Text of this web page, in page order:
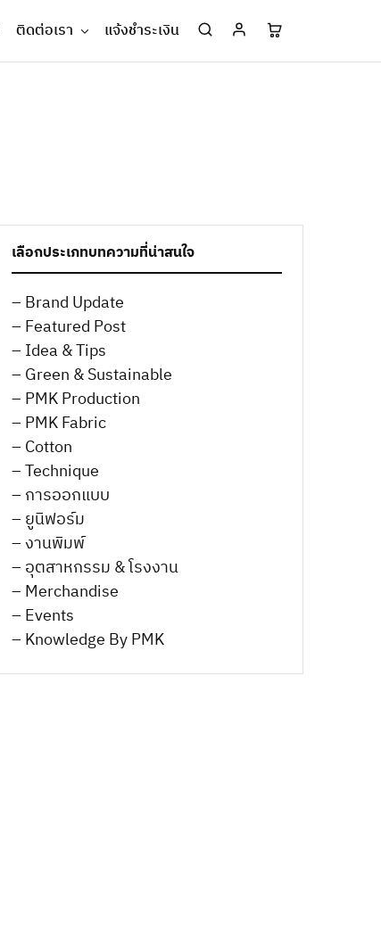
ติดต่อเรา แจ้งชำระเงิน
เลือกประเภทบทความที่น่าสนใจ
– Brand Update
– Featured Post
– Idea & Tips
– Green & Sustainable
– PMK Production
– PMK Fabric
– Cotton
– Technique
– การออกแบบ
– ยูนิฟอร์ม
– งานพิมพ์
– อุตสาหกรรม & โรงงาน
– Merchandise
– Events
– Knowledge By PMK